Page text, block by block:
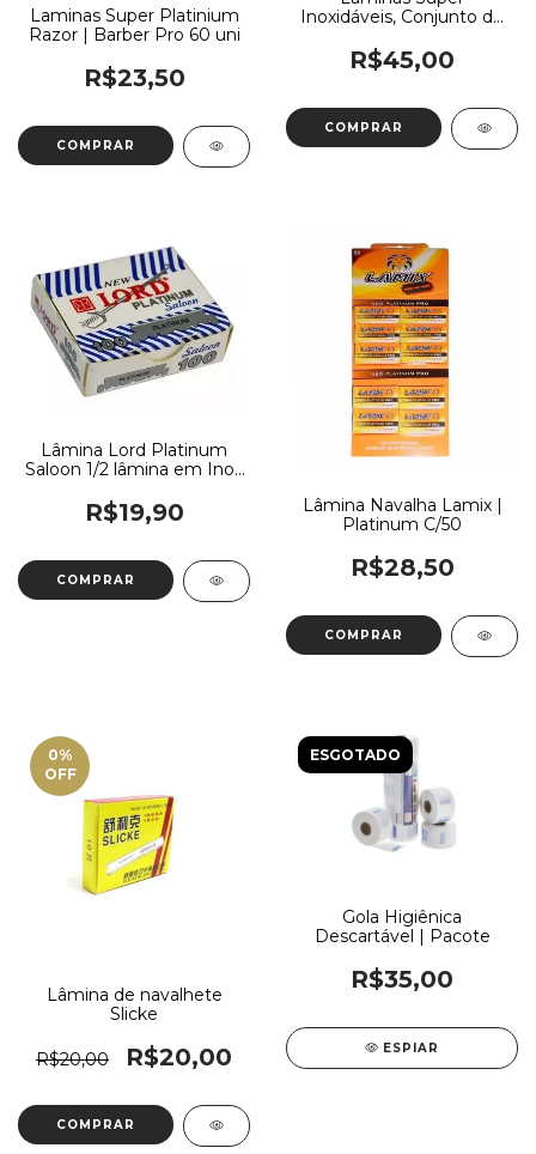
Laminas Super Platinium
Razor | Barber Pro 60 uni
R$23,50
Inoxidáveis, Conjunto de
R$45,00
Lâmina Lord Platinum
Saloon 1/2 lâmina em Inox
R$19,90
Lâmina Navalha Lamix |
Platinum C/50
R$28,50
0%
OFF
Lâmina de navalhete
Slicke
R$20,00 R$20,00
ESGOTADO
Gola Higiênica
Descartável | Pacote
R$35,00
ESPIAR